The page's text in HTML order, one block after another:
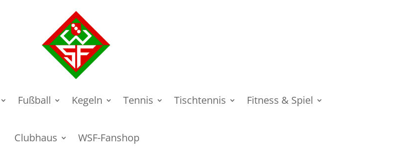
Fußball Kegeln Tennis Tischtennis Fitness & Spiel
Clubhaus WSF-Fanshop